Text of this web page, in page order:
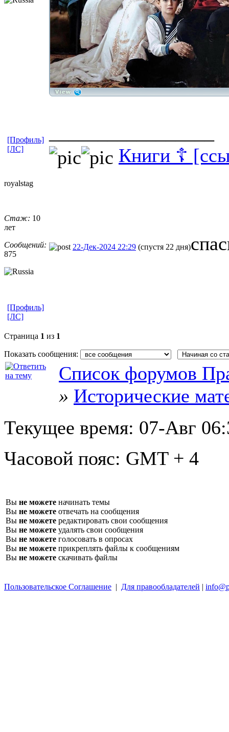
Книги ☦
[Профиль]
[ЛС]
royalstag
Стаж: 10
лет
Сообщений:
875
22-Дек-2024 22:29 (спустя 22 дня)
[Профиль]
[ЛС]
Страница 1 из 1
Показать сообщения:
Список форумов
» Исторические
Текущее время: 07-Авг
Часовой пояс: GMT + 4
Вы не можете начинать темы
Вы не можете отвечать на сообщения
Вы не можете редактировать свои сообщения
Вы не можете удалять свои сообщения
Вы не можете голосовать в опросах
Вы не можете прикреплять файлы к сообщениям
Вы не можете скачивать файлы
Пользовательское Соглашение | Для правообладателей |